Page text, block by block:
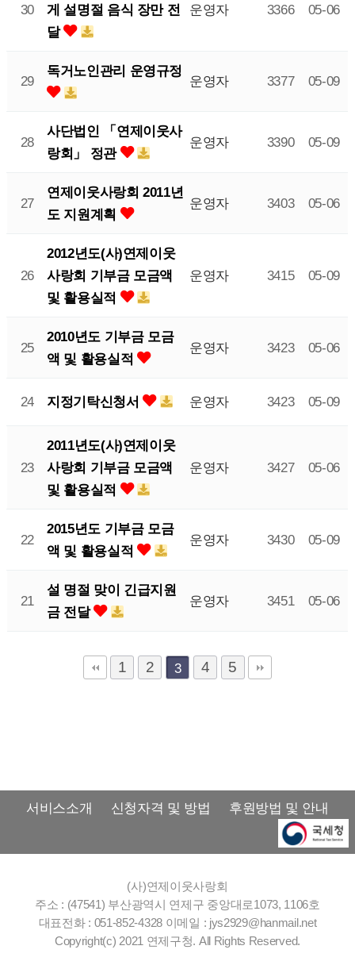
30
게 설명절 음식 장만 전
달
운영자 3366 05-06
29
독거노인관리 운영규정
운영자 3377 05-09
28
사단법인 「연제이웃사
랑회」 정관
운영자 3390 05-09
27
연제이웃사랑회 2011년
도 지원계획
운영자 3403 05-06
26
2012년도(사)연제이웃
사랑회 기부금 모금액
및 활용실적
운영자 3415 05-09
25
2010년도 기부금 모금
액 및 활용실적
운영자 3423 05-06
24 지정기탁신청서 운영자 3423 05-09
23
2011년도(사)연제이웃
사랑회 기부금 모금액
및 활용실적
운영자 3427 05-06
22
2015년도 기부금 모금
액 및 활용실적
운영자 3430 05-09
21
설 명절 맞이 긴급지원
금 전달
운영자 3451 05-06
1 2 3 4 5
서비스소개 신청자격 및 방법 후원방법 및 안내
(사)연제이웃사랑회
주소 : (47541) 부산광역시 연제구 중앙대로1073, 1106호
대표전화 : 051-852-4328 이메일 : jys2929@hanmail.net
Copyright(c) 2021 연제구청. All Rights Reserved.